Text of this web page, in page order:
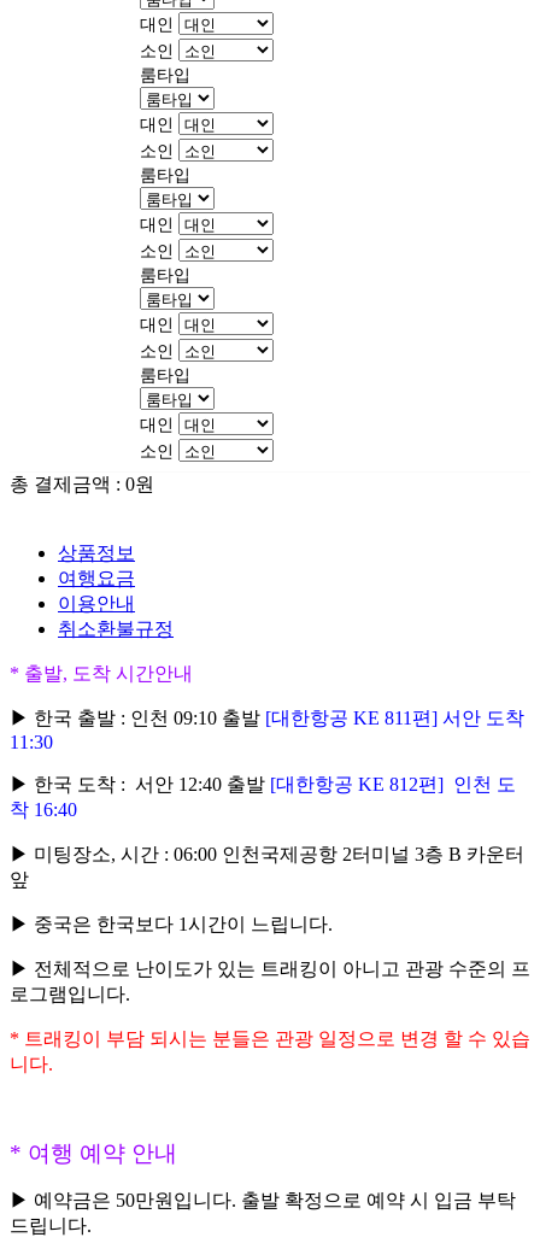
대인
소인
룸타입
대인
소인
룸타입
대인
소인
룸타입
대인
소인
룸타입
대인
소인
총 결제금액 : 0원
상품정보
여행요금
이용안내
취소환불규정
* 출발, 도착 시간안내
▶ 한국 출발 : 인천 09:10 출발 [대한항공 KE 811편] 서안 도착
11:30
▶ 한국 도착 : 서안 12:40 출발 [대한항공 KE 812편] 인천 도
착 16:40
▶ 미팅장소, 시간 : 06:00 인천국제공항 2터미널 3층 B 카운터
앞
▶ 중국은 한국보다 1시간이 느립니다.
▶ 전체적으로 난이도가 있는 트래킹이 아니고 관광 수준의 프
로그램입니다.
* 트래킹이 부담 되시는 분들은 관광 일정으로 변경 할 수 있습
니다.
* 여행 예약 안내
▶ 예약금은 50만원입니다. 출발 확정으로 예약 시 입금 부탁
드립니다.